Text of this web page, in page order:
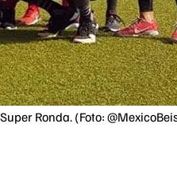
Ronda. (Foto: